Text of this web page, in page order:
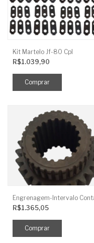
Kit Martelo Jf-80 Cpl
R$1.039,90
R$1.365,05